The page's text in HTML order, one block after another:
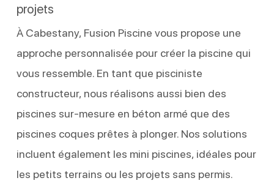
projets
À Cabestany, Fusion Piscine vous propose une
approche personnalisée pour créer la piscine qui
vous ressemble. En tant que pisciniste
constructeur, nous réalisons aussi bien des
piscines sur-mesure en béton armé que des
piscines coques prêtes à plonger. Nos solutions
incluent également les mini piscines, idéales pour
les petits terrains ou les projets sans permis.